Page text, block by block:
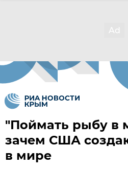
"Поймать рыбу в
зачем США
в мире